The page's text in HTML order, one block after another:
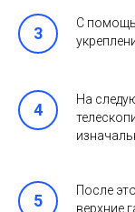
С
На
После
верхние